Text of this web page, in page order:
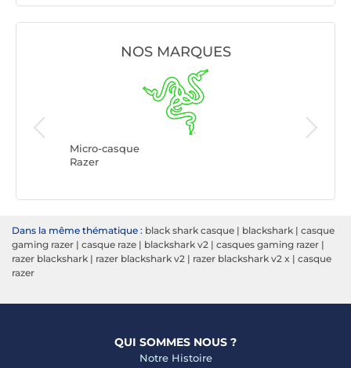
NOS MARQUES
Micro-casque
Razer
Micro-
Logitech
Dans la même thématique : black shark casque | blackshark | casque
gaming razer | casque raze | blackshark v2 | casques gaming razer |
razer blackshark | razer blackshark v2 | razer blackshark v2 x | casque
razer
QUI SOMMES NOUS ?
Notre Histoire